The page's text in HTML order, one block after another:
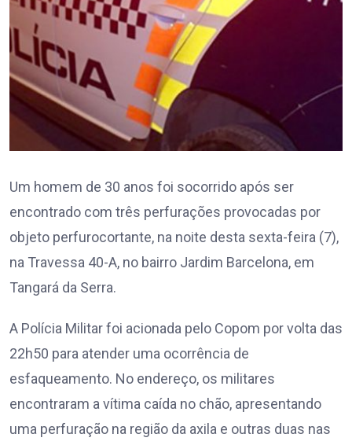
Um homem de 30 anos foi socorrido após ser
encontrado com três perfurações provocadas por
objeto perfurocortante, na noite desta sexta-feira (7),
na Travessa 40-A, no bairro Jardim Barcelona, em
Tangará da Serra.
A Polícia Militar foi acionada pelo Copom por volta das
22h50 para atender uma ocorrência de
esfaqueamento. No endereço, os militares
encontraram a vítima caída no chão, apresentando
uma perfuração na região da axila e outras duas nas